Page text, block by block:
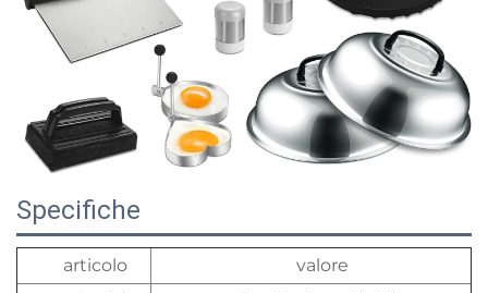
Specifiche
articolo
valore